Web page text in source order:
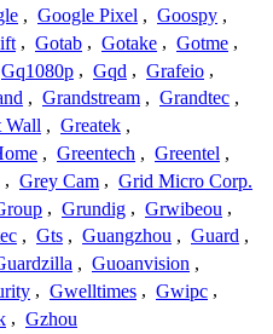
, Google Pixel , Goospy ,
, Gotab , Gotake , Gotme ,
Gq1080p , Gqd , Grafeio ,
, Grandstream , Grandtec ,
Wall , Greatek ,
, Greentech , Greentel ,
, Grey Cam , Grid Micro Corp.
, Grundig , Grwibeou ,
, Gts , Guangzhou , Guard ,
, Guoanvision ,
, Gwelltimes , Gwipc ,
, Gzhou